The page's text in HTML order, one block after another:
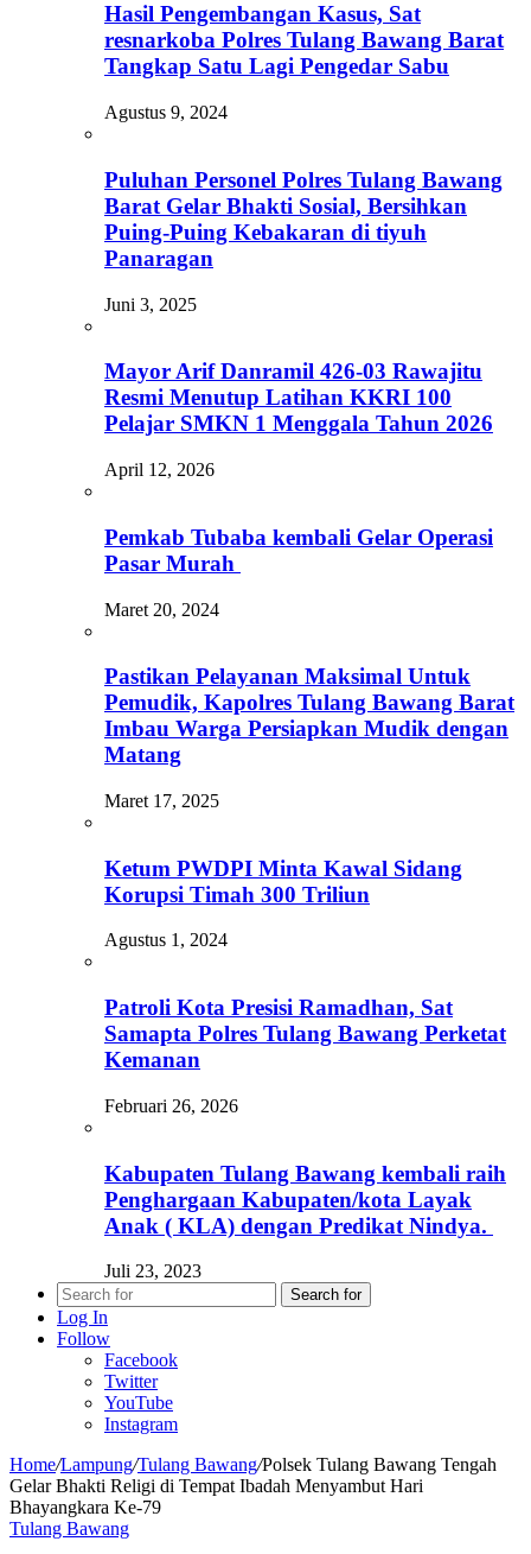
Hasil Pengembangan Kasus, Sat
resnarkoba Polres Tulang Bawang Barat
Tangkap Satu Lagi Pengedar Sabu
Agustus 9, 2024
Puluhan Personel Polres Tulang Bawang
Barat Gelar Bhakti Sosial, Bersihkan
Puing-Puing Kebakaran di tiyuh
Panaragan
Juni 3, 2025
Mayor Arif Danramil 426-03 Rawajitu
Resmi Menutup Latihan KKRI 100
Pelajar SMKN 1 Menggala Tahun 2026
April 12, 2026
Pemkab Tubaba kembali Gelar Operasi
Pasar Murah
Maret 20, 2024
Pastikan Pelayanan Maksimal Untuk
Pemudik, Kapolres Tulang Bawang Barat
Imbau Warga Persiapkan Mudik dengan
Matang
Maret 17, 2025
Ketum PWDPI Minta Kawal Sidang
Korupsi Timah 300 Triliun
Agustus 1, 2024
Patroli Kota Presisi Ramadhan, Sat
Samapta Polres Tulang Bawang Perketat
Kemanan
Februari 26, 2026
Kabupaten Tulang Bawang kembali raih
Penghargaan Kabupaten/kota Layak
Anak ( KLA) dengan Predikat Nindya.
Juli 23, 2023
Search for
Log In
Follow
Facebook
Twitter
YouTube
Instagram
Home/Lampung/Tulang Bawang/Polsek Tulang Bawang Tengah
Gelar Bhakti Religi di Tempat Ibadah Menyambut Hari
Bhayangkara Ke-79
Tulang Bawang